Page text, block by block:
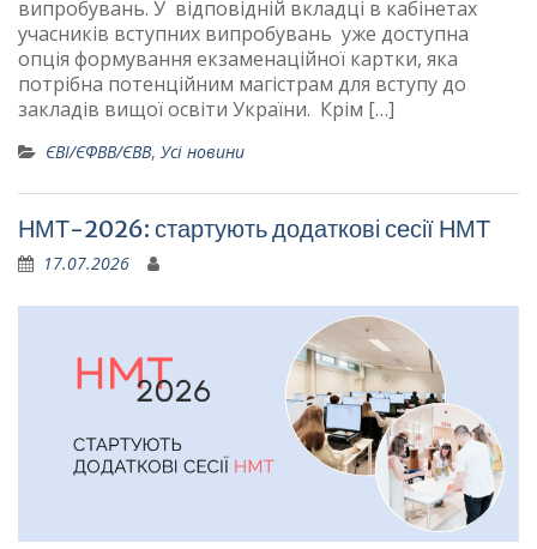
випробувань. У відповідній вкладці в кабінетах
учасників вступних випробувань уже доступна
опція формування екзаменаційної картки, яка
потрібна потенційним магістрам для вступу до
закладів вищої освіти України. Крім […]
ЄВІ/ЄФВВ/ЄВВ, Усі новини
НМТ-2026: стартують додаткові сесії НМТ
17.07.2026